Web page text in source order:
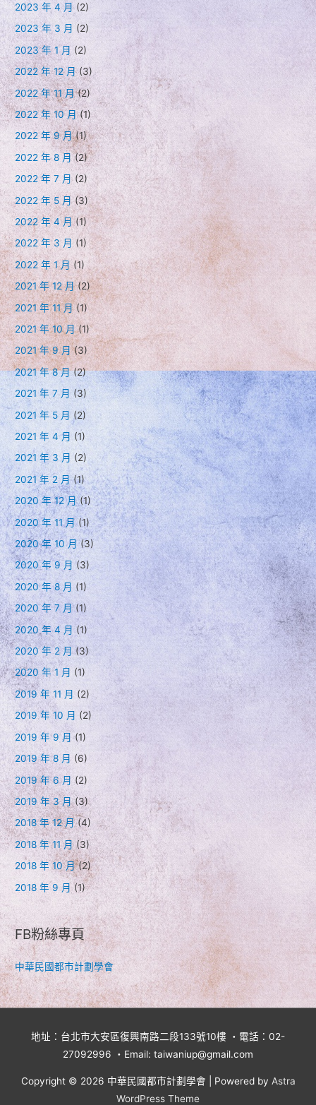
2023 年 4 月(2)
2023 年 3 月 (2)
2023 年 1 月 (2)
2022 年 12 月(3)
2022 年 11 月(2)
2022 年 10 月(1)
2022 年 9 月(1)
2022 年 8 月(2)
2022 年 7 月(2)
2022 年 5 月(3)
2022 年 4 月(1)
2022 年 3 月 (1)
2022 年 1 月 (1)
2021 年 12 月(2)
2021 年 11 月(1)
2021 年 10 月(1)
2021 年 9 月 (3)
2021 年 8 月(2)
2021 年 7 月 (3)
2021 年 5 月 (2)
2021 年 4 月 (1)
2021 年 3 月 (2)
2021 年 2 月 (1)
2020 年 12 月(1)
2020 年 11 月(1)
2020 年 10 月(3)
2020 年 9 月 (3)
2020 年 8 月 (1)
2020 年 7 月(1)
2020 年 4 月 (1)
2020 年 2 月(3)
2020 年 1 月 (1)
2019 年 11 月 (2)
2019 年 10 月 (2)
2019 年 9 月(1)
2019 年 8 月 (6)
2019 年 6 月 (2)
2019 年 3 月(3)
2018 年 12 月(4)
2018 年 11 月 (3)
2018 年 10 月(2)
2018 年 9 月(1)
FB粉絲專頁
中華民國都市計劃學會
地址：台北市大安區復興南路二段133號10樓 ・電話：02-
27092996 ・Email: taiwaniup@gmail.com
Copyright © 2026 中華民國都市計劃學會 | Powered by Astra
WordPress Theme